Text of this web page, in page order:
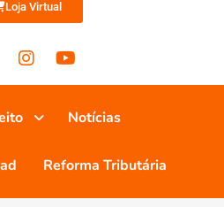
Loja Virtual
Notícias
Reforma Tributária